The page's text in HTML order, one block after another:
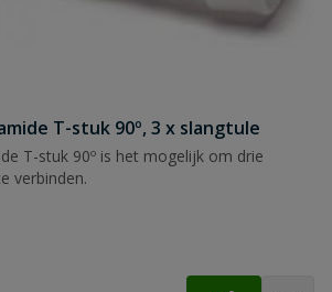
T-stuk 90º, 3 x slangtule
T-stuk 90º is het mogelijk om drie
verbinden.